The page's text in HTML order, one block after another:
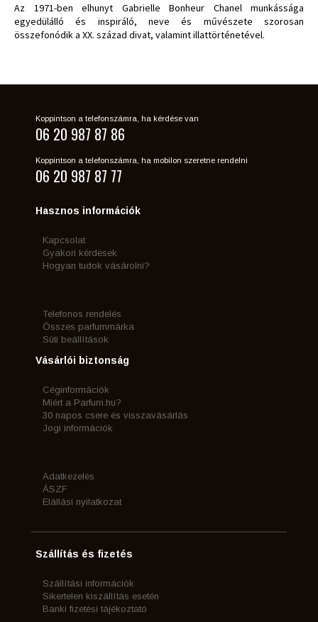
Az 1971-ben elhunyt Gabrielle Bonheur Chanel munkássága
egyedülálló és inspiráló, neve és művészete szorosan
összefonódik a XX. század divat, valamint illattörténetével.
Koppintson a telefonszámra, ha kérdése van
06 20 987 87 86
Koppintson a telefonszámra, ha mobilon szeretne rendelni
06 20 987 87 77
Hasznos információk
Kapcsolat
Gyakori kérdések
Hogyan tudok vásárolni?
Telefonos rendelés
Összes parfummárka
Süti beállítások
Vásárlói biztonság
Céginformációk
Miért a Parfum.hu?
30 napos csere és visszavásárlás
Jogi információk
Adatkezelés
ÁSZF
Elállási nyilatkozat
Szállítás és fizetés
Szállítási információk
Sikertelen kiszállítás esetén
Banki fizetési tájékoztató